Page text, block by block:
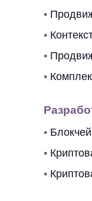
•
•
•
•
•
•
•